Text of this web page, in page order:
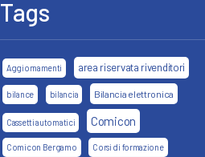
Tags
Aggiornamenti area riservata rivenditori
bilance bilancia Bilancia elettronica
Cassetti automatici Comicon
Comicon Bergamo Corsi di formazione